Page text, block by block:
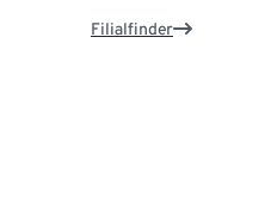
Filialfinder